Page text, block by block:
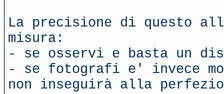
La precisione di questo
misura:
- se osservi e basta un
- se fotografi e' invece
non inseguirà alla